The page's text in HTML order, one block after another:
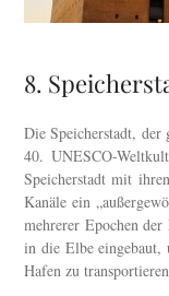
8.
Die Speicherstadt,
40. UNESCO-
Speicherstadt mit
Kanäle ein
mehrerer Epochen der
in die Elbe
Hafen zu